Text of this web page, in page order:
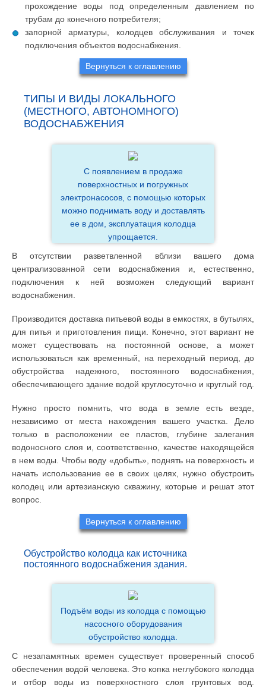
прохождение воды под определенным давлением по
трубам до конечного потребителя;
запорной арматуры, колодцев обслуживания и точек
подключения объектов водоснабжения.
Вернуться к оглавлению
ТИПЫ И ВИДЫ ЛОКАЛЬНОГО
(МЕСТНОГО, АВТОНОМНОГО)
ВОДОСНАБЖЕНИЯ
С появлением в продаже
поверхностных и погружных
электронасосов, с помощью которых
можно поднимать воду и доставлять
ее в дом, эксплуатация колодца
упрощается.
В отсутствии разветвленной вблизи вашего дома
централизованной сети водоснабжения и, естественно,
подключения к ней возможен следующий вариант
водоснабжения.
Производится доставка питьевой воды в емкостях, в бутылях,
для питья и приготовления пищи. Конечно, этот вариант не
может существовать на постоянной основе, а может
использоваться как временный, на переходный период, до
обустройства надежного, постоянного водоснабжения,
обеспечивающего здание водой круглосуточно и круглый год.
Нужно просто помнить, что вода в земле есть везде,
независимо от места нахождения вашего участка. Дело
только в расположении ее пластов, глубине залегания
водоносного слоя и, соответственно, качестве находящейся
в нем воды. Чтобы воду «добыть», поднять на поверхность и
начать использование ее в своих целях, нужно обустроить
колодец или артезианскую скважину, которые и решат этот
вопрос.
Вернуться к оглавлению
Обустройство колодца как источника
постоянного водоснабжения здания.
Подъём воды из колодца с помощью
насосного оборудования
обустройство колодца.
С незапамятных времен существует проверенный способ
обеспечения водой человека. Это копка неглубокого колодца
и отбор воды из поверхностного слоя грунтовых вод.